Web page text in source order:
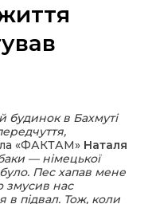
в Бахмуті
«ФАКТАМ» Наталя
— німецької
Пес хапав мене
змусив нас
в підвал. Тож, коли